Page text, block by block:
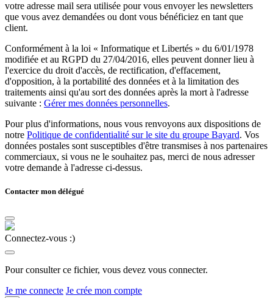
votre adresse mail sera utilisée pour vous envoyer les newsletters
que vous avez demandées ou dont vous bénéficiez en tant que
client.
Conformément à la loi « Informatique et Libertés » du 6/01/1978
modifiée et au RGPD du 27/04/2016, elles peuvent donner lieu à
l'exercice du droit d'accès, de rectification, d'effacement,
d'opposition, à la portabilité des données et à la limitation des
traitements ainsi qu'au sort des données après la mort à l'adresse
suivante : Gérer mes données personnelles.
Pour plus d'informations, nous vous renvoyons aux dispositions de
notre Politique de confidentialité sur le site du groupe Bayard. Vos
données postales sont susceptibles d'être transmises à nos partenaires
commerciaux, si vous ne le souhaitez pas, merci de nous adresser
votre demande à l'adresse ci-dessus.
Contacter mon délégué
Connectez-vous :)
Pour consulter ce fichier, vous devez vous connecter.
Je me connecte Je crée mon compte